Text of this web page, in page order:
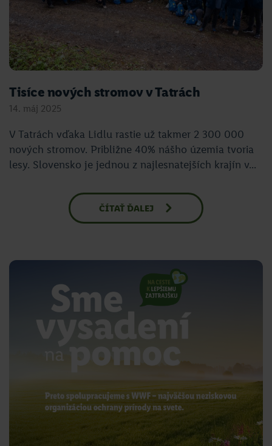
Tisíce nových stromov v Tatrách
14. máj 2025
V Tatrách vďaka Lidlu rastie už takmer 2 300 000
nových stromov. Približne 40% nášho územia tvoria
lesy. Slovensko je jednou z najlesnatejších krajín v...
ČÍTAŤ ĎALEJ